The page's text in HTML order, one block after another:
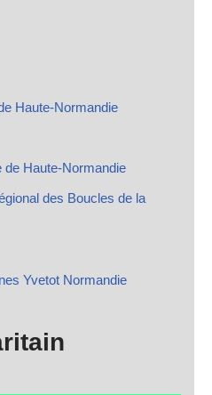
Haute-Normandie
de Haute-Normandie
des Boucles de la
Yvetot Normandie